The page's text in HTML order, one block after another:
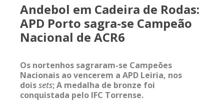
Andebol em Cadeira de Rodas:
APD Porto sagra-se Campeão
Nacional de ACR6
Os nortenhos sagraram-se Campeões
Nacionais ao vencerem a APD Leiria, nos
doissets; A medalha de bronze foi
conquistada pelo IFC Torrense.